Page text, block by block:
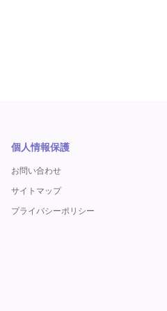
個人情報保護
お問い合わせ
サイトマップ
プライバシーポリシー